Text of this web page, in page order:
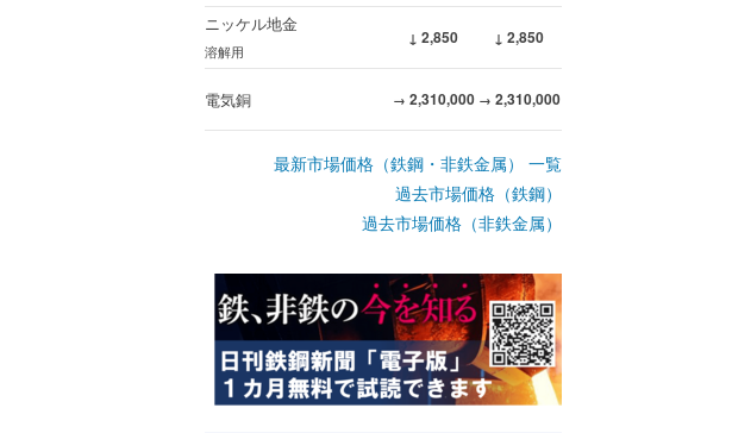
ニッケル地金
溶解用
↓ 2,850 ↓ 2,850
電気銅 → 2,310,000 → 2,310,000
最新市場価格（鉄鋼・非鉄金属） 一覧
過去市場価格（鉄鋼）
過去市場価格（非鉄金属）